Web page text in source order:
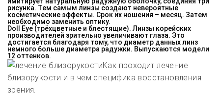
рисунка. Тем самым линзы создают невероятные
косметические эффекты. Срок их ношения – месяц. Затем
необходимо заменить оптику.
Doll Eye (трёхцветные и блестящие). Линзы корейских
производителей зрительно увеличивают глаза. Это
достигается благодаря тому, что диаметр данных линз
немного больше диаметра радужки. Выпускаются модели
12 оттенков.
Как проходит лечение
близорукости и в чем специфика восстановления
зрения.